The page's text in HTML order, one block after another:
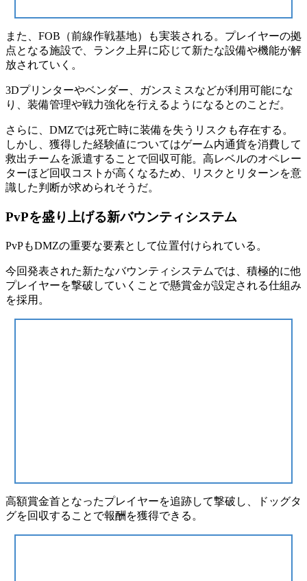
また、 FOB（前線作戦基地）
も実装される。プレイヤーの拠
点となる施設で、ランク上昇に応じて新たな設備や機能が解
放されていく。
3Dプリンターやベンダー、ガンスミスなどが利用可能にな
り、装備管理や戦力強化を行えるようになるとのことだ。
さらに、DMZでは死亡時に装備を失うリスク も存在する。
しかし、獲得した経験値についてはゲーム内通貨を消費して
救出チームを派遣することで回収可能。高レベルのオペレー
ターほど回収コストが高くなるため、
リスクとリターンを意
識した判断が求められそうだ。
PvPを盛り上げる新バウンティシステム
PvPもDMZの重要な要素として位置付けられている。
今回発表された新たなバウンティシステムでは、積極的に他
プレイヤーを撃破していくことで懸賞金が設定される仕組み
を採用。
高額賞金首となったプレイヤーを追跡して撃破し、ドッグタ
グを回収することで報酬を獲得できる。